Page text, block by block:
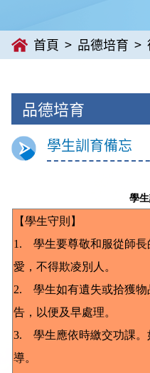
首頁 品德培育
品德培育
學生訓育備忘
學
【學生守則】
1. 學生要尊敬和服從師長
愛，不得欺凌別人。
2. 學生如有遺失或拾獲物
告，以便及早處理。
3. 學生應依時繳交功課。
導。